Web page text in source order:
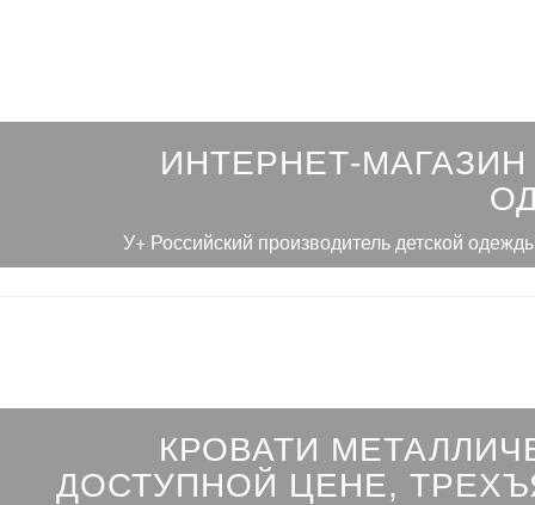
ИНТЕРНЕТ-
У+ Российский производитель детской
КРОВАТИ
ДОСТУПНОЙ ЦЕНЕ,